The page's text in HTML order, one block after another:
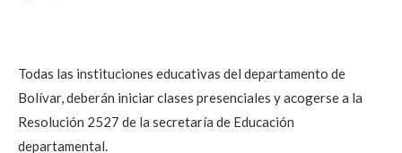
Todas las instituciones educativas del departamento de
Bolívar, deberán iniciar clases presenciales y acogerse a la
Resolución 2527 de la secretaría de Educación
departamental.